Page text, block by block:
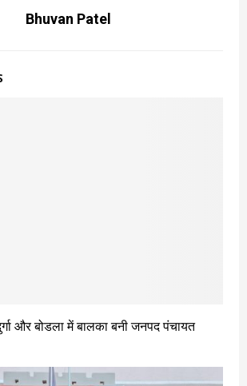
Bhuvan Patel
और बोडला में बालका बनी जनपद पंचायत